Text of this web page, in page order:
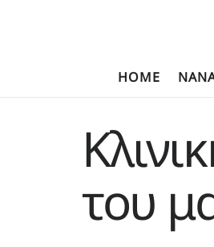
HOME
του